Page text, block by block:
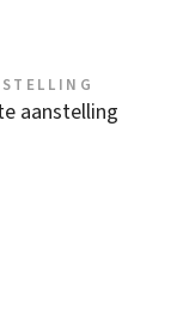
aanstelling